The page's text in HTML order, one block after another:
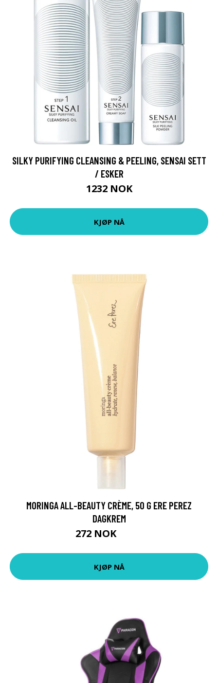
SILKY PURIFYING CLEANSING & PEELING, SENSAI SETT
/ ESKER
1232 NOK
KJØP NÅ
MORINGA ALL-BEAUTY CRÈME, 50 G ERE PEREZ
DAGKREM
272 NOK
KJØP NÅ